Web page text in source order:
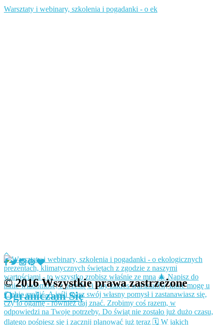
Warsztaty i webinary, szkolenia i pogadanki - o ek
© 2016 Wszystkie prawa zastrzeżone
Ograniczam Się